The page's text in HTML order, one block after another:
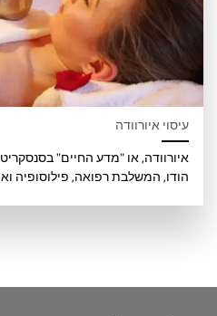
עיסוי איורוודה
איורוודה, או "מדע החיים"
הודו, המשלבת רפואה, פילוסופיה